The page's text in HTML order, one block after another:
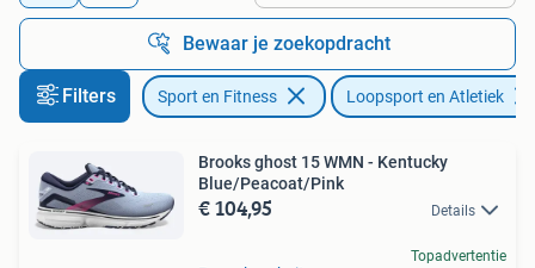
Bewaar je zoekopdracht
Filters Sport en Fitness Loopsport en Atletiek
Brooks ghost 15 WMN - Kentucky
Blue/Peacoat/Pink
€ 104,95 Details
Topadvertentie